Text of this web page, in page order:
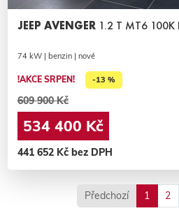
JEEP AVENGER 1.2 T MT6
74 kW | benzin | nové
!AKCE SRPEN! -13 %
609 900 Kč
534 400 Kč
441 652 Kč bez DPH
Předchozí 1 2